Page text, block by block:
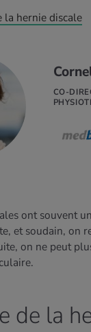
la hernie discale
CO-
ont souvent
et soudain, on
on ne peut
de la